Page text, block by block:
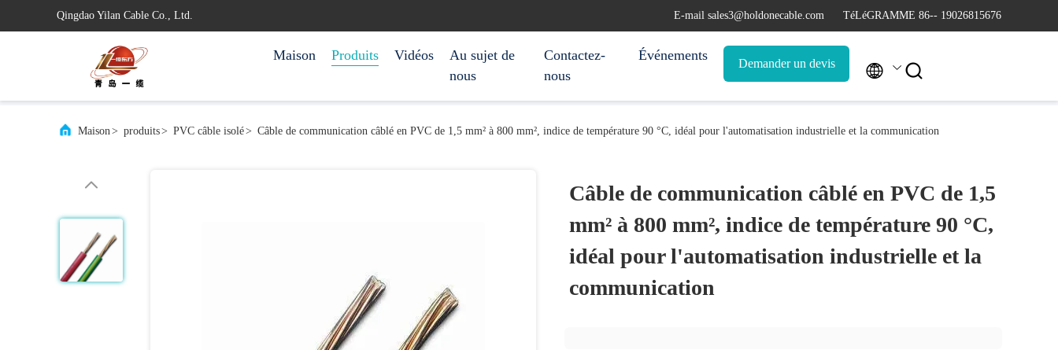
Qingdao Yilan Cable Co., Ltd. E-mail sales3@holdonecable.com TéLéGRAMME 86-- 19026815676
Maison Produits Vidéos
Au sujet de
nous
Contactez-
nous
Événements
Demander un devis  
Maison> produits> PVC câble isolé> Câble de communication câblé en PVC de 1,5 mm² à 800 mm², indice de température 90 °C, idéal pour l'automatisation industrielle et la communication
Câble de communication câblé en PVC de 1,5
mm² à 800 mm², indice de température 90 °C,
idéal pour l'automatisation industrielle et la
communication